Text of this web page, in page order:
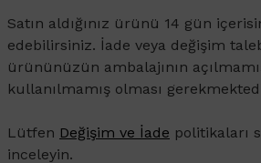
Satın aldığınız ürünü 14 gün
edebilirsiniz. İade veya değişim
ürününüzün ambalajının
kullanılmamış olması
Lütfen Değişim ve İade politikaları
inceleyin.